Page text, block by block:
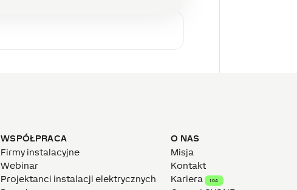
WSPÓŁPRACA
Firmy instalacyjne
Webinar
Projektanci instalacji elektrycznych
O NAS
Misja
Kontakt
Kariera
104